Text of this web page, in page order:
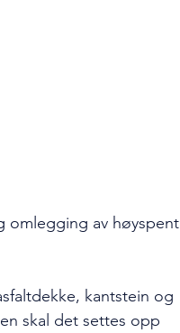
omlegging av høyspent
kantstein og
skal det settes opp